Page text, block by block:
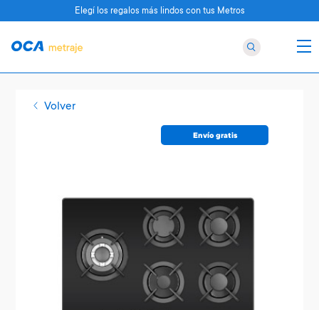
Volver
Envío gratis
Elegí los regalos más lindos con tus Metros